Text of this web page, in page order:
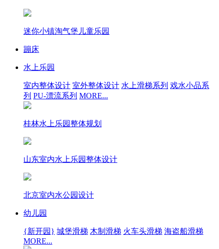
迷你小镇淘气堡儿童乐园
蹦床
水上乐园
室内整体设计 室外整体设计 水上滑梯系列 戏水小品系
列 PU-漂流系列 MORE...
桂林水上乐园整体规划
山东室内水上乐园整体设计
北京室内水公园设计
幼儿园
{新开园} 城堡滑梯 木制滑梯 火车头滑梯 海盗船滑梯
MORE...